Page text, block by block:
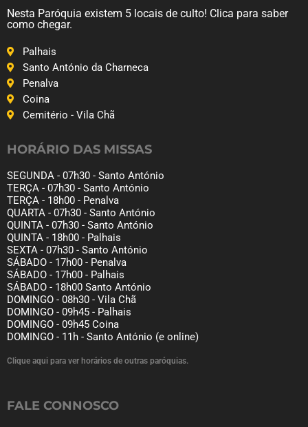
Nesta Paróquia existem 5 locais de culto! Clica para saber
como chegar.
Palhais
Santo António da Charneca
Penalva
Coina
Cemitério - Vila Chã
HORÁRIO DAS MISSAS
SEGUNDA - 07h30 - Santo António
TERÇA - 07h30 - Santo António
TERÇA - 18h00 - Penalva
QUARTA - 07h30 - Santo António
QUINTA - 07h30 - Santo António
QUINTA - 18h00 - Palhais
SEXTA - 07h30 - Santo António
SÁBADO - 17h00 - Penalva
SÁBADO - 17h00 - Palhais
SÁBADO - 18h00 Santo António
DOMINGO - 08h30 - Vila Chã
DOMINGO - 09h45 - Palhais
DOMINGO - 09h45 Coina
DOMINGO - 11h - Santo António (e online)
Clique aqui para ver horários de outras paróquias.
FALE CONNOSCO